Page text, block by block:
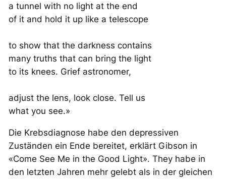
a tunnel with no light at the end
of it and hold it up like a telescope
to show that the darkness contains
many truths that can bring the light
to its knees. Grief astronomer,
adjust the lens, look close. Tell us
what you see.»
Die Krebsdiagnose habe den depressiven
Zuständen ein Ende bereitet, erklärt Gibson in
«Come See Me in the Good Light». They habe in
den letzten Jahren mehr gelebt als in der gleichen